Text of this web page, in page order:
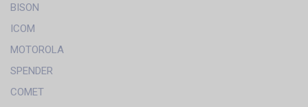
BISON
ICOM
MOTOROLA
SPENDER
COMET